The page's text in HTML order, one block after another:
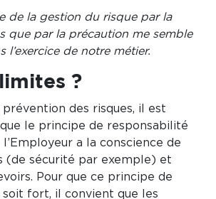
de la gestion du risque par la
que par la précaution me semble
l’exercice de notre métier.
?
des risques, il est
le principe de responsabilité
a la conscience de
(de sécurité par exemple) et
Pour que ce principe de
fort, il convient que les